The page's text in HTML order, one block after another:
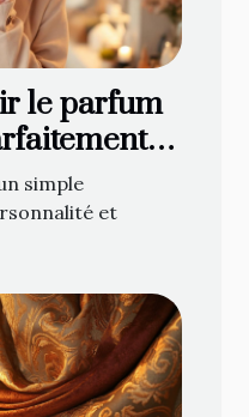
le parfum
simple
et